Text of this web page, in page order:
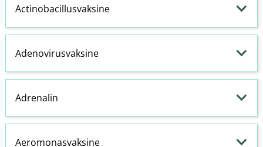
Actinobacillusvaksine
Adenovirusvaksine
Adrenalin
Aeromonasvaksine